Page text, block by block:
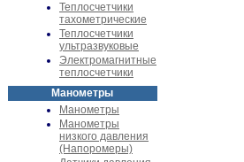
Теплосчетчики
тахометрические
Теплосчетчики
ультразвуковые
Электромагнитные
теплосчетчики
Манометры
Манометры
Манометры
низкого давления
(Напоромеры)